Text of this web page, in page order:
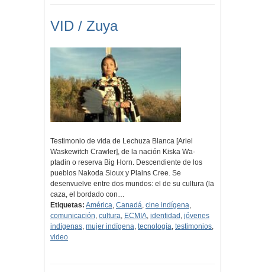
VID / Zuya
Testimonio de vida de Lechuza Blanca [Ariel
Waskewitch Crawler], de la nación Kiska Wa-
ptadin o reserva Big Horn. Descendiente de los
pueblos Nakoda Sioux y Plains Cree. Se
desenvuelve entre dos mundos: el de su cultura (la
caza, el bordado con…
Etiquetas: América, Canadá, cine indígena,
comunicación, cultura, ECMIA, identidad , jóvenes
indígenas, mujer indígena, tecnología, testimonios,
video